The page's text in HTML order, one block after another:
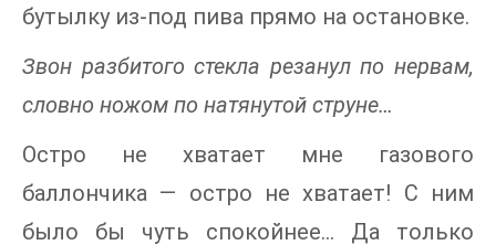
бутылку из-под пива прямо на остановке.
Звон разбитого стекла резанул по нервам,
словно ножом по натянутой струне…
Остро не хватает мне газового
баллончика — остро не хватает! С ним
было бы чуть спокойнее… Да только